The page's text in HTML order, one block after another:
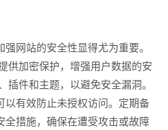
网站的安全性显得尤为重要。
供加密保护，增强用户数据的安
插件和主题，以避免安全漏洞。
以有效防止未授权访问。定期备
全措施，确保在遭受攻击或故障